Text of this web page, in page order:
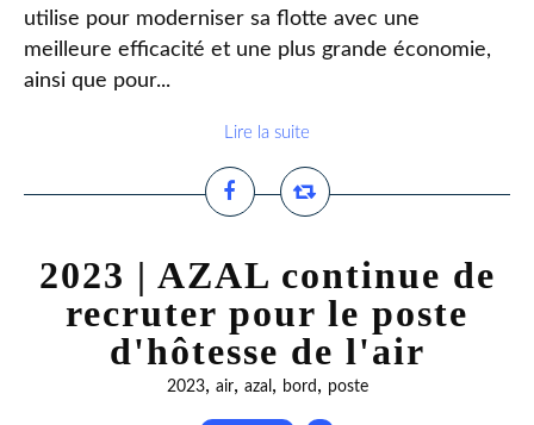
utilise pour moderniser sa flotte avec une
meilleure efficacité et une plus grande économie,
ainsi que pour...
Lire la suite
2023 | AZAL continue de
recruter pour le poste
d'hôtesse de l'air
2023, air, azal , bord , poste